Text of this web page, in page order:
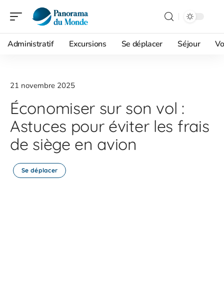
Administratif Excursions Se déplacer Séjour
21 novembre 2025
Économiser sur son vol :
Astuces pour éviter les frais
de siège en avion
Se déplacer